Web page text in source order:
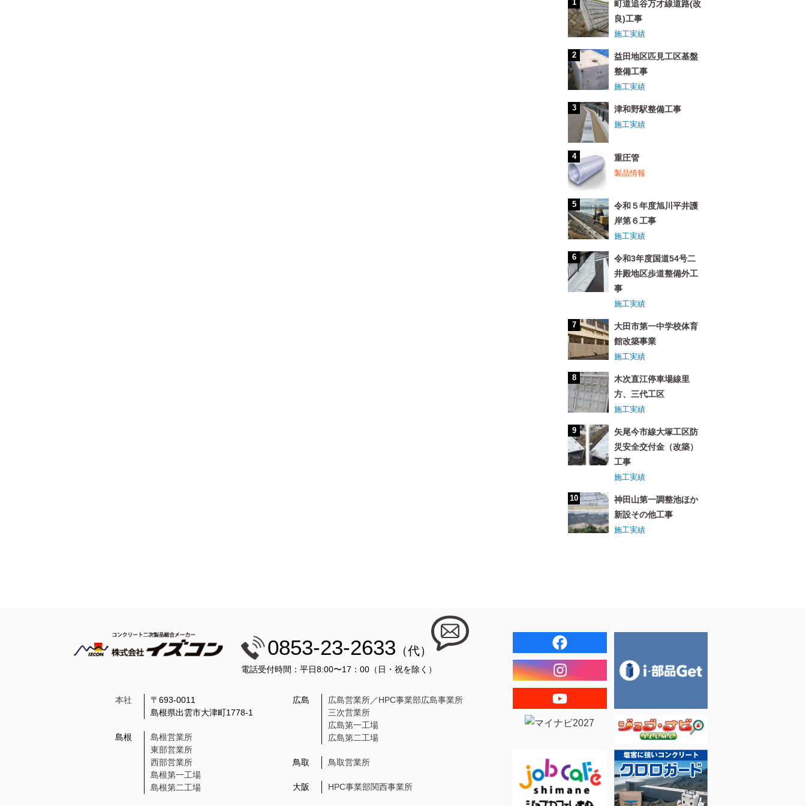
町道追谷万才線道路(改
良)工事
施工実績
益田地区匹見工区基盤
整備工事
施工実績
津和野駅整備工事
施工実績
重圧管
製品情報
令和５年度旭川平井護
岸第６工事
施工実績
令和3年度国道54号二
井殿地区歩道整備外工
事
施工実績
大田市第一中学校体育
館改築事業
施工実績
木次直江停車場線里
方、三代工区
施工実績
矢尾今市線大塚工区防
災安全交付金（改築）
工事
施工実績
神田山第一調整池ほか
新設その他工事
施工実績
0853-23-2633 （代）
電話受付時間：平日8:00〜17：00（日・祝を除く）
本社
〒693-0011
島根県出雲市大津町1778-1
島根
島根営業所
東部営業所
西部営業所
島根第一工場
島根第二工場
広島
広島営業所／HPC事業部広島事業所
三次営業所
広島第一工場
広島第二工場
鳥取 鳥取営業所
大阪 HPC事業部関西事業所